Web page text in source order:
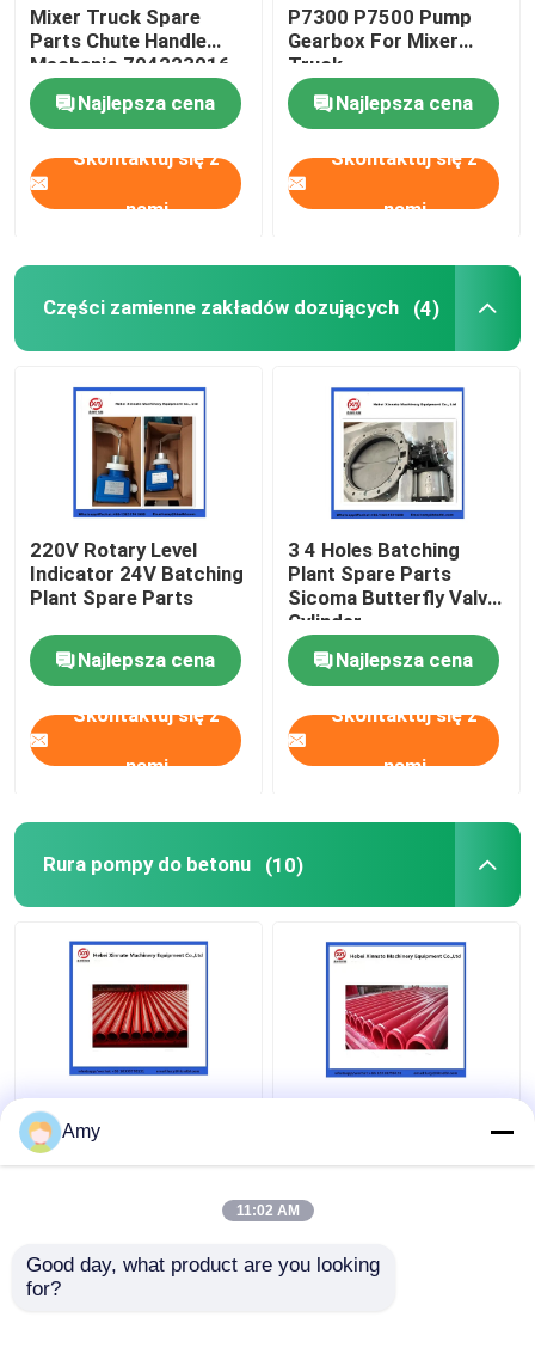
Pompa betonowa łokieć
węże gumowe z pompy betonowej
Połączenie zacisków pompy betonowej
Kulka do czyszczenia pompy do betonu
Zestaw do tworzenia betonu
Pompy Rexthod
Części do pomp do betonu SANY
Części pompy do betonu Zoomlion
Akcesoria do pomp betonowych
Mixer Truck Spare
Parts Chute Handle
Mechanic 704223016
Najlepsza cena
Skontaktuj się z
nami
P7300 P7500 Pump
Gearbox For Mixer
Truck
Najlepsza cena
Skontaktuj się z
nami
Części zamienne zakładów dozujących (4)
220V Rotary Level
Indicator 24V Batching
Plant Spare Parts
Najlepsza cena
Skontaktuj się z
nami
3 4 Holes Batching
Plant Spare Parts
Sicoma Butterfly Valve
Cylinder
Electropneumatic
Actuator Cylinder
Najlepsza cena
Skontaktuj się z
nami
Rura pompy do betonu (10)
Skontaktuj się z Skontaktuj się z
Amy
11:02 AM
Good day, what product are you looking
for?